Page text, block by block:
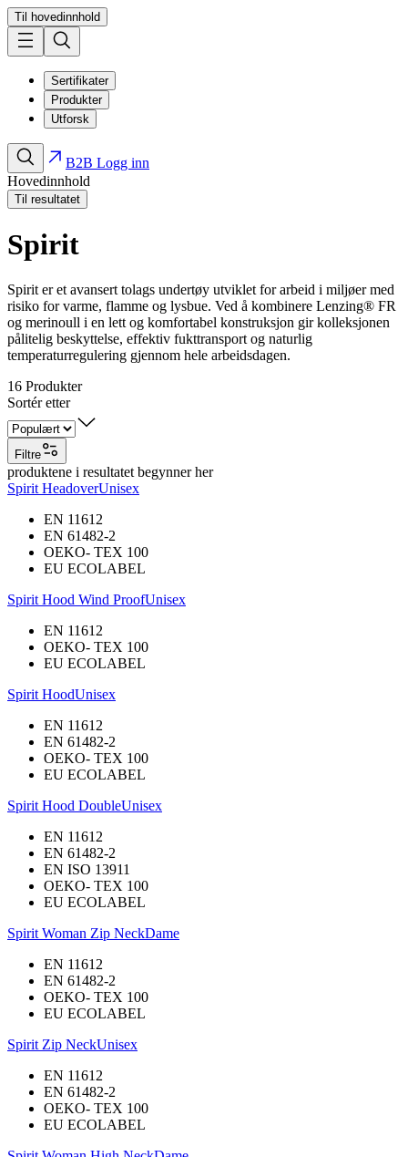
Til hovedinnhold
Sertifikater
Produkter
Utforsk
B2B Logg inn
Hovedinnhold
Til resultatet
Spirit
Spirit er et avansert tolags undertøy utviklet for arbeid i miljøer med
risiko for varme, flamme og lysbue. Ved å kombinere Lenzing® FR
og merinoull i en lett og komfortabel konstruksjon gir kolleksjonen
pålitelig beskyttelse, effektiv fukttransport og naturlig
temperaturregulering gjennom hele arbeidsdagen.
16 Produkter
Sortér etter
Filtre
produktene i resultatet begynner her
Spirit HeadoverUnisex
EN 11612
EN 61482-2
OEKO- TEX 100
EU ECOLABEL
Spirit Hood Wind ProofUnisex
EN 11612
OEKO- TEX 100
EU ECOLABEL
Spirit HoodUnisex
EN 11612
EN 61482-2
OEKO- TEX 100
EU ECOLABEL
Spirit Hood DoubleUnisex
EN 11612
EN 61482-2
EN ISO 13911
OEKO- TEX 100
EU ECOLABEL
Spirit Woman Zip NeckDame
EN 11612
EN 61482-2
OEKO- TEX 100
EU ECOLABEL
Spirit Zip NeckUnisex
EN 11612
EN 61482-2
OEKO- TEX 100
EU ECOLABEL